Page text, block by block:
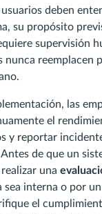
deben
su propósito
supervisión
nunca reemplacen
las
el
y reportar
de que un
una
sea interna o por
el